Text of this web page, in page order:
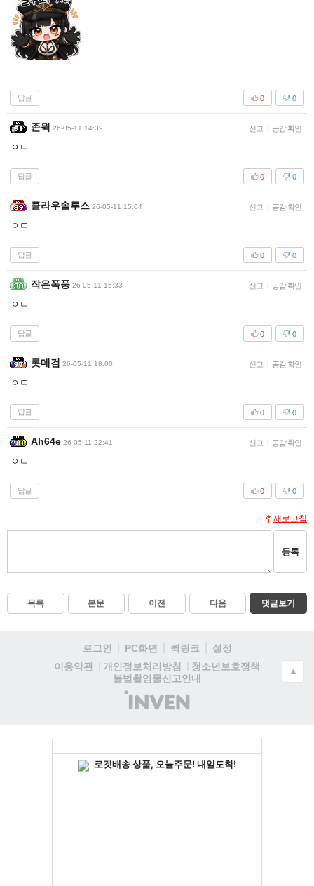
답글 0
0
존윅 26-05-11 14:39 신고 | 공감 확인
ㅇㄷ
답글 0
0
클라우솔루스 26-05-11 15:04 신고 | 공감 확인
ㅇㄷ
답글 0
0
작은폭풍 26-05-11 15:33 신고 | 공감 확인
ㅇㄷ
답글 0
0
롯데검 26-05-11 18:00 신고 | 공감 확인
ㅇㄷ
답글 0
0
Ah64e 26-05-11 22:41 신고 | 공감 확인
ㅇㄷ
답글 0
0
새로고침
등록
목록 본문 이전 다음 댓글보기
로그인 PC화면 퀵링크
설정
이용약관
개인정보처리방침
청소년보호정책
불법촬영물신고안내
(주)
인
▲